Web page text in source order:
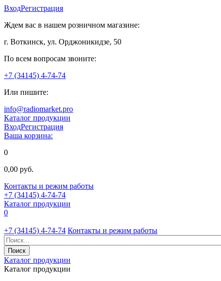
ВходРегистрация
Ждем вас в нашем розничном магазине:
г. Воткинск, ул. Орджоникидзе, 50
По всем вопросам звоните:
+7 (34145) 4-74-74
Или пишите:
info@radiomarket.pro
Каталог продукции
ВходРегистрация
Ваша корзина:
0
0,00 руб.
Контакты и режим работы
+7 (34145) 4-74-74
Каталог продукции
0
+7 (34145) 4-74-74 Контакты и режим работы
Каталог продукции
Каталог продукции